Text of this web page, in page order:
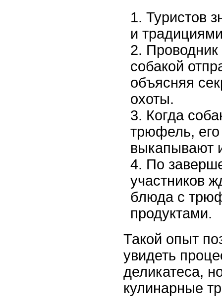
Туристов
и
собакой
объясняя
охоты.
Когда
трюфель,
выкапывают
По
участников
блюда с
продуктами.
Такой опыт
увидеть
деликатеса,
кулинарные